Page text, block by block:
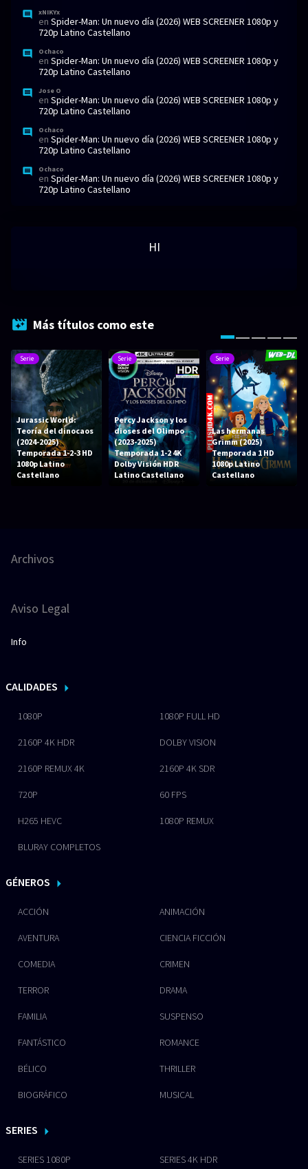
xNIKYx
en Spider-Man: Un nuevo día (2026) WEB SCREENER 1080p y
720p Latino Castellano
Ochaco
en Spider-Man: Un nuevo día (2026) WEB SCREENER 1080p y
720p Latino Castellano
Jose O
en Spider-Man: Un nuevo día (2026) WEB SCREENER 1080p y
720p Latino Castellano
Ochaco
en Spider-Man: Un nuevo día (2026) WEB SCREENER 1080p y
720p Latino Castellano
Ochaco
en Spider-Man: Un nuevo día (2026) WEB SCREENER 1080p y
720p Latino Castellano
HI
Más títulos como este
Serie
Jurassic World:
Teoría del dinocaos
(2024-2025)
Temporada 1-2-3 HD
1080p Latino
Castellano
Serie
Percy Jackson y los
dioses del Olimpo
(2023-2025)
Temporada 1-2 4K
Dolby Visión HDR
Latino Castellano
Serie
Las hermanas
Grimm (2025)
Temporada 1 HD
1080p Latino
Castellano
Archivos
Aviso Legal
Info
CALIDADES
1080P 1080P FULL HD
2160P 4K HDR DOLBY VISION
2160P REMUX 4K 2160P 4K SDR
720P 60 FPS
H265 HEVC 1080P REMUX
BLURAY COMPLETOS
GÉNEROS
ACCIÓN ANIMACIÓN
AVENTURA CIENCIA FICCIÓN
COMEDIA CRIMEN
TERROR DRAMA
FAMILIA SUSPENSO
FANTÁSTICO ROMANCE
BÉLICO THRILLER
BIOGRÁFICO MUSICAL
SERIES
SERIES 1080P SERIES 4K HDR